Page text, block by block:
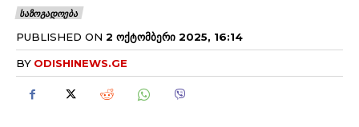
ᲡᲐᲖᲝᲒᲐᲓᲝᲔᲑᲐ
PUBLISHED ON 2 ᲝᲥᲢᲝᲛᲑᲔᲠᲘ 2025, 16:14
BY ODISHINEWS.GE